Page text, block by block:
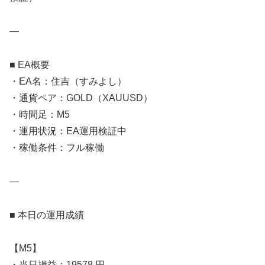
—
■ EA概要
・EA名：住吉（すみよし）
・通貨ペア：GOLD（XAUUSD）
・時間足：M5
・運用状況：EA運用検証中
・稼働条件：フル稼働
—
■ 本日の運用成績
【M5】